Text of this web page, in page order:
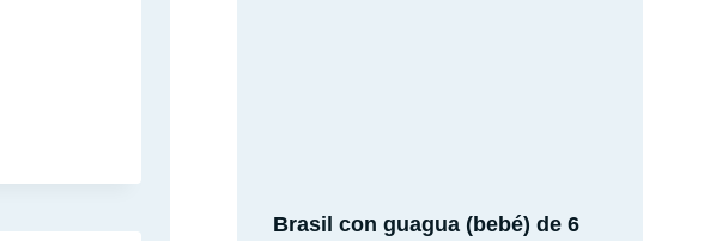
Y
Brasil con guagua (bebé) de 6